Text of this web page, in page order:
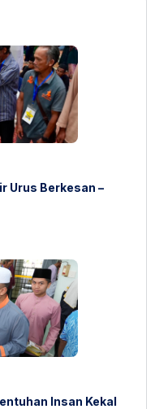
Urus Berkesan –
Insan Kekal